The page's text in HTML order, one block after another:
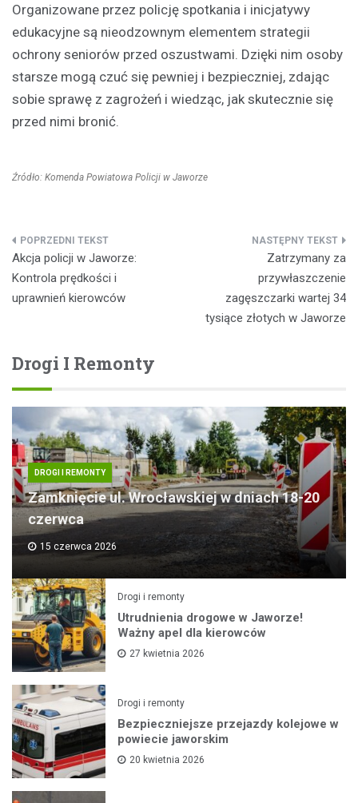
Organizowane przez policję spotkania i inicjatywy
edukacyjne są nieodzownym elementem strategii
ochrony seniorów przed oszustwami. Dzięki nim osoby
starsze mogą czuć się pewniej i bezpieczniej, zdając
sobie sprawę z zagrożeń i wiedząc, jak skutecznie się
przed nimi bronić.
Źródło: Komenda Powiatowa Policji w Jaworze
Nawigacja
wpisu
Akcja policji w Jaworze:
Kontrola prędkości i
uprawnień kierowców
Zatrzymany za
przywłaszczenie
zagęszczarki wartej 34
tysiące złotych w Jaworze
Drogi I Remonty
DROGI I REMONTY
Zamknięcie ul. Wrocławskiej w dniach 18-20
czerwca
15 czerwca 2026
Drogi i remonty
Utrudnienia drogowe w Jaworze!
Ważny apel dla kierowców
27 kwietnia 2026
Drogi i remonty
Bezpieczniejsze przejazdy kolejowe w
powiecie jaworskim
20 kwietnia 2026